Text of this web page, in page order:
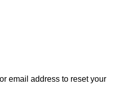
email address to reset your